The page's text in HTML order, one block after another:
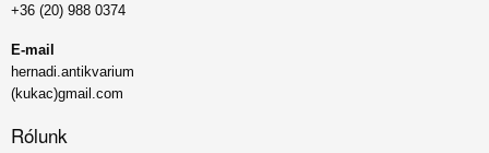
+36 (20) 988 0374
E-mail
hernadi.antikvarium
(kukac)gmail.com
Rólunk